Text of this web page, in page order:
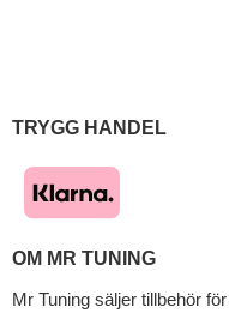
TRYGG HANDEL
OM MR TUNING
Mr Tuning säljer tillbehör